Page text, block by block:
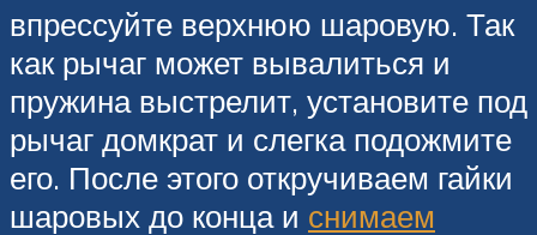
впрессуйте верхнюю шаровую. Так
как рычаг может вывалиться и
пружина выстрелит, установите под
рычаг домкрат и слегка подожмите
его. После этого откручиваем гайки
шаровых до конца и снимаем